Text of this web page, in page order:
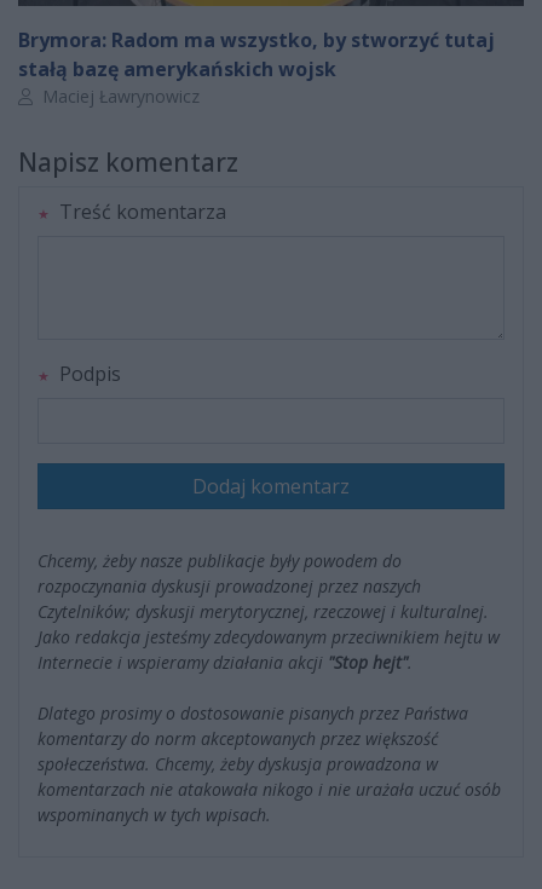
Brymora: Radom ma wszystko, by stworzyć tutaj
stałą bazę amerykańskich wojsk
Autor artykułu:
Maciej Ławrynowicz
Napisz komentarz
Treść komentarza
Podpis
Dodaj komentarz
Chcemy, żeby nasze publikacje były powodem do
rozpoczynania dyskusji prowadzonej przez naszych
Czytelników; dyskusji merytorycznej, rzeczowej i kulturalnej.
Jako redakcja jesteśmy zdecydowanym przeciwnikiem hejtu w
Internecie i wspieramy działania akcji "Stop hejt".
Dlatego prosimy o dostosowanie pisanych przez Państwa
komentarzy do norm akceptowanych przez większość
społeczeństwa. Chcemy, żeby dyskusja prowadzona w
komentarzach nie atakowała nikogo i nie urażała uczuć osób
wspominanych w tych wpisach.